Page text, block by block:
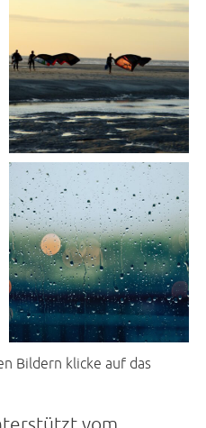
Bildern klicke auf das